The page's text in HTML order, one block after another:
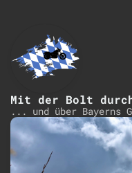
Mit der Bolt
... und über Bayerns